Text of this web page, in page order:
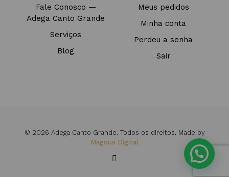
Fale Conosco —
Adega Canto Grande
Serviços
Blog
Meus pedidos
Minha conta
Perdeu a senha
Sair
© 2026 Adega Canto Grande. Todos os direitos. Made by
Magous Digital